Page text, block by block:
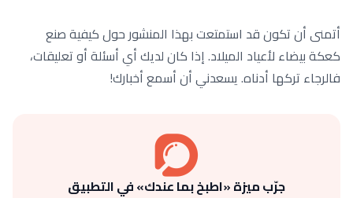
أتمنى أن تكون قد استمتعت بهذا المنشور حول كيفية صنع
كعكة بيضاء لأعياد الميلاد. إذا كان لديك أي أسئلة أو تعليقات،
فالرجاء تركها أدناه. يسعدني أن أسمع أخبارك!
جرّب ميزة «اطبخ بما عندك» في التطبيق